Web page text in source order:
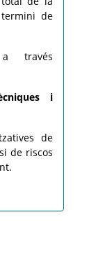
de
través
i
de
de riscos